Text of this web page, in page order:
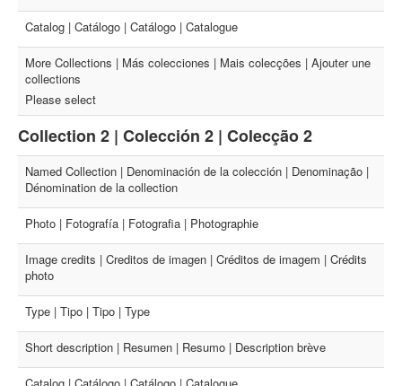
Catalog | Catálogo | Catálogo | Catalogue
More Collections | Más colecciones | Mais colecções | Ajouter une
collections
Please select
Collection 2 | Colección 2 | Colecção 2
Named Collection | Denominación de la colección | Denominação |
Dénomination de la collection
Photo | Fotografía | Fotografia | Photographie
Image credits | Creditos de imagen | Créditos de imagem | Crédits
photo
Type | Tipo | Tipo | Type
Short description | Resumen | Resumo | Description brève